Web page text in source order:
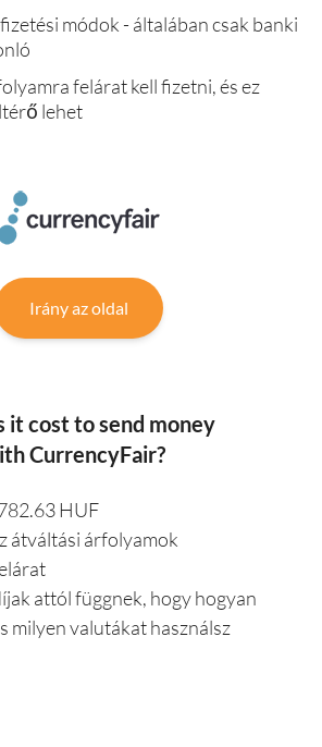
módok - általában csak banki
felárat kell fizetni, és ez
lehet
Irány az oldal
it cost to send money
CurrencyFair?
HUF
átváltási árfolyamok
attól függnek, hogy hogyan
milyen valutákat használsz